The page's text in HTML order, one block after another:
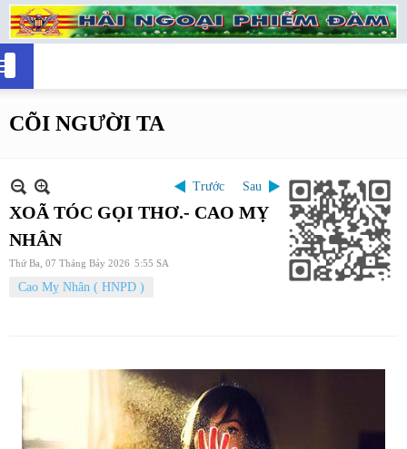
CÕI NGƯỜI TA
Trước Sau
XOÃ TÓC GỌI THƠ.- CAO MỴ
NHÂN
Thứ Ba, 07 Tháng Bảy 2026 5:55 SA
Cao Mỵ Nhân ( HNPD )